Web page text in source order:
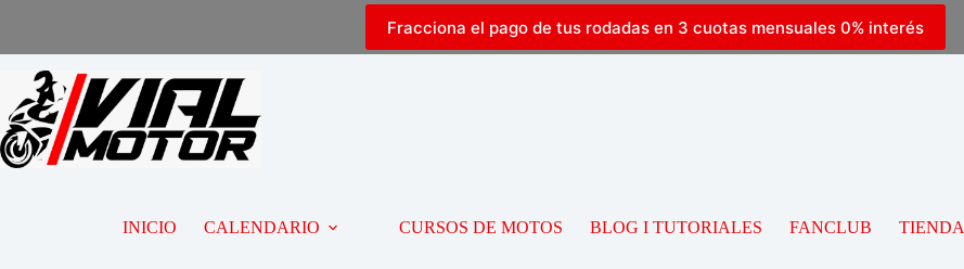
Fracciona el pago de tus rodadas en 3 cuotas mensuales 0% interés
INICIO CALENDARIO CURSOS DE MOTOS BLOG I TUTORIALES FANCLUB TIENDA